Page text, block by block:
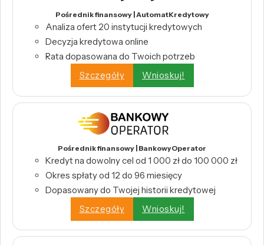
Pośrednik finansowy | AutomatKredytowy
Analiza ofert 20 instytucji kredytowych
Decyzja kredytowa online
Rata dopasowana do Twoich potrzeb
Szczegóły
Wnioskuj!
Pośrednik finansowy | BankowyOperator
Kredyt na dowolny cel od 1 000 zł do 100 000 zł
Okres spłaty od 12 do 96 miesięcy
Dopasowany do Twojej historii kredytowej
Szczegóły
Wnioskuj!